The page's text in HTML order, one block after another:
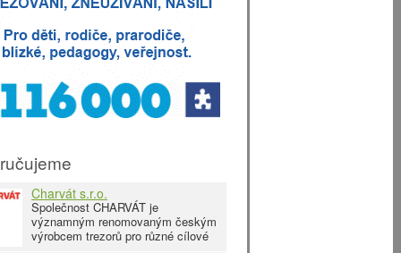
Charvát s.r.o.
Společnost CHARVÁT je
významným renomovaným českým
výrobcem trezorů pro různé cílové